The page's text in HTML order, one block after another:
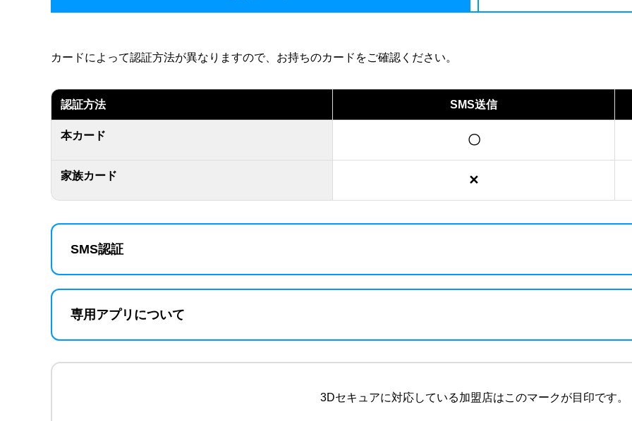
カードによって認証方法が異なりますので、お持ちのカードをご確認ください。
認証方法 SMS送信
本カード 〇
家族カード ✕
SMS認証
専用アプリについて
3Dセキュアに対応している加盟店はこのマークが目印です。